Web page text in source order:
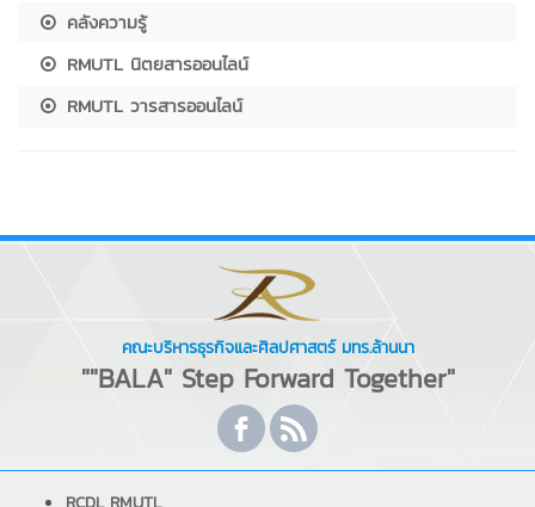
คลังความรู้
RMUTL นิตยสารออนไลน์
RMUTL วารสารออนไลน์
คณะบริหารธุรกิจและศิลปศาสตร์ มทร.ล้านนา
""BALA" Step Forward Together"